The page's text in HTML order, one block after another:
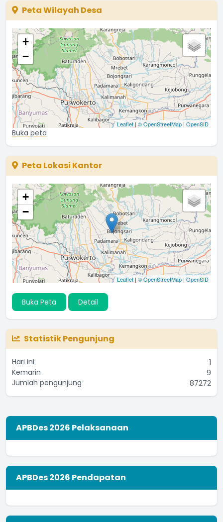
Peta Wilayah Desa
+
−
Leaflet |© OpenStreetMap | OpenSID
Buka peta
Peta Lokasi Kantor
+
−
Leaflet |© OpenStreetMap | OpenSID
Buka Peta Detail
Statistik Pengunjung
Hari ini
1
Kemarin
9
Jumlah pengunjung
87272
APBDes 2026 Pelaksanaan
APBDes 2026 Pendapatan